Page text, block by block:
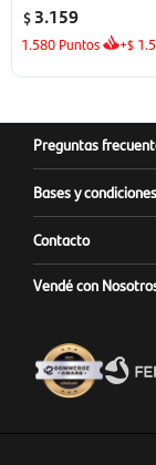
$ 3.159
1.580 Puntos +$
Preguntas
Bases y condiciones
Contacto
Vendé con